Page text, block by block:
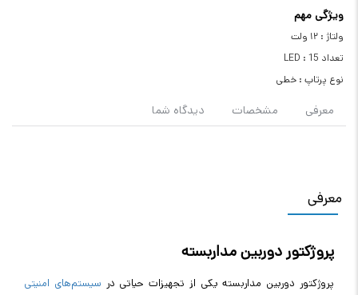
ویژگی مهم
ولتاژ : ۱۲ ولت
تعداد LED : 15
نوع پرتاپ : خطی
معرفی مشخصات دیدگاه شما
معرفی
پروژکتور دوربین مداربسته
پروژکتور دوربین مداربسته یکی از تجهیزات حیاتی در سیستم‌های امنیتی